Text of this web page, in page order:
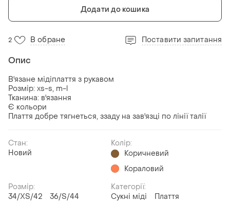
Додати до кошика
2 В обране Поставити запитання
Опис
В'язане мідіплаття з рукавом
Розмір: xs-s, m-l
Тканина: в'язання
Є кольори
Плаття добре тягнеться, ззаду на зав'язці по лінії талії
Стан:
Новий
Колір:
Коричневий
Кораловий
Розмір:
34/XS/42
36/S/44
Категорії:
Сукні міді
Плаття